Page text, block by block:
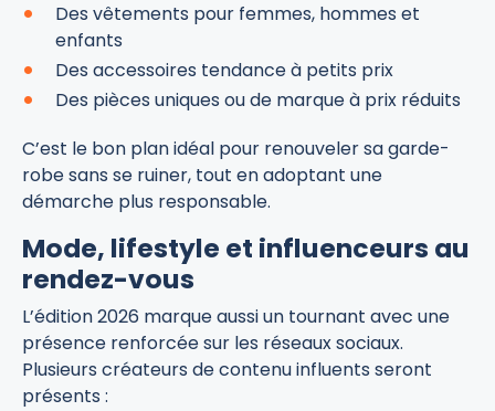
Des vêtements pour femmes, hommes et
enfants
Des accessoires tendance à petits prix
Des pièces uniques ou de marque à prix réduits
C’est le bon plan idéal pour renouveler sa garde-
robe sans se ruiner, tout en adoptant une
démarche plus responsable.
Mode, lifestyle et influenceurs au
rendez-vous
L’édition 2026 marque aussi un tournant avec une
présence renforcée sur les réseaux sociaux.
Plusieurs créateurs de contenu influents seront
présents :